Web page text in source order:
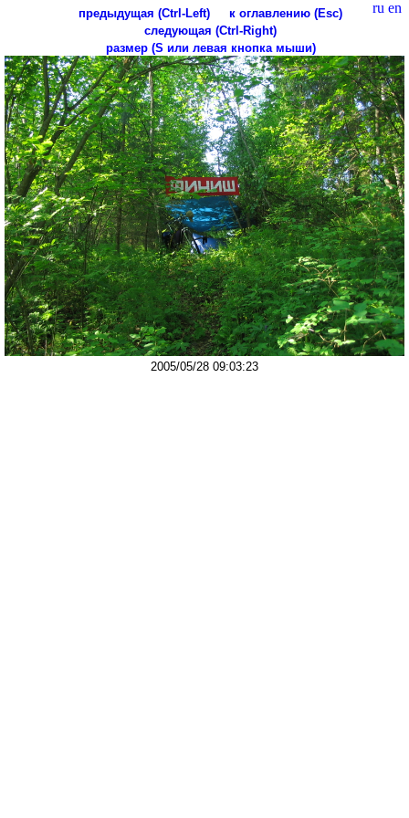
ru en
предыдущая (Ctrl-Left)
к оглавлению (Esc)
следующая (Ctrl-Right)
размер (S или левая кнопка мыши)
2005/05/28 09:03:23